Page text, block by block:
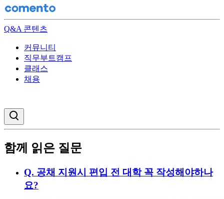
Q&A 콘텐츠
커뮤니티
직무부트캠프
클래스
채용
함께 읽은 질문
Q. 공채 지원시 편입 전 대학 꼭 작성해야하나
요?